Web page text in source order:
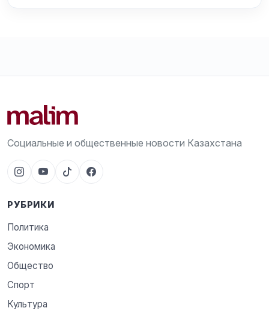
Социальные и общественные новости Казахстана
РУБРИКИ
Политика
Экономика
Общество
Спорт
Культура